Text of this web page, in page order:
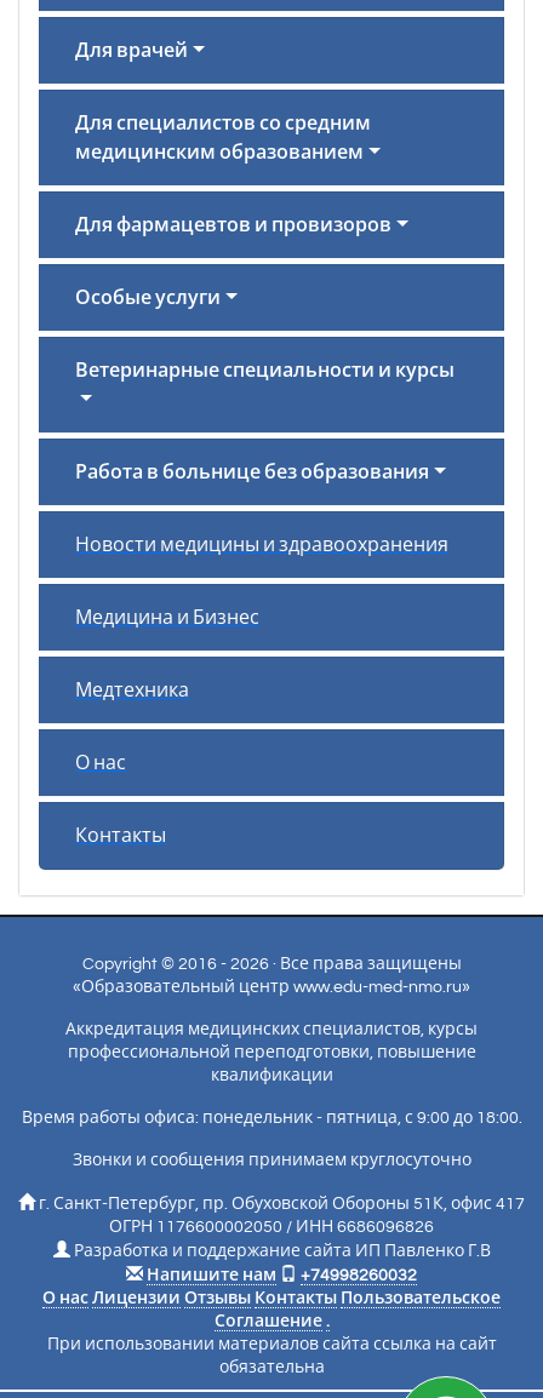
Для врачей
Для специалистов со средним
медицинским образованием
Для фармацевтов и провизоров
Особые услуги
Ветеринарные специальности и курсы
Работа в больнице без образования
Новости медицины и здравоохранения
Медицина и Бизнес
Медтехника
О нас
Контакты
Copyright © 2016 - 2026 · Все права защищены
«Образовательный центр www.edu-med-nmo.ru»
Аккредитация медицинских специалистов, курсы
профессиональной переподготовки, повышение
квалификации
Время работы офиса: понедельник - пятница, с 9:00 до 18:00.
Звонки и сообщения принимаем круглосуточно
г. Санкт-Петербург, пр. Обуховской Обороны 51К, офис 417
ОГРН 1176600002050 / ИНН 6686096826
Разработка и поддержание сайта ИП Павленко Г.В
Напишите нам
+74998260032
О нас Лицензии Отзывы Контакты Пользовательское
Соглашение .
При использовании материалов сайта ссылка на сайт
обязательна